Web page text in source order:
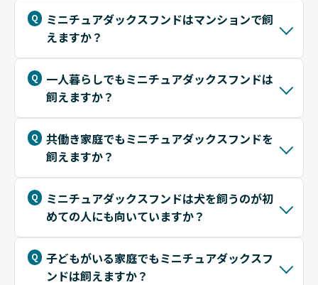
ミニチュアダックスフンドはマンションで飼
えますか？
一人暮らしでもミニチュアダックスフンドは
飼えますか？
共働き家庭でもミニチュアダックスフンドを
飼えますか？
ミニチュアダックスフンドは犬を飼うのが初
めての人にも向いていますか？
子どもがいる家庭でもミニチュアダックスフ
ンドは飼えますか？